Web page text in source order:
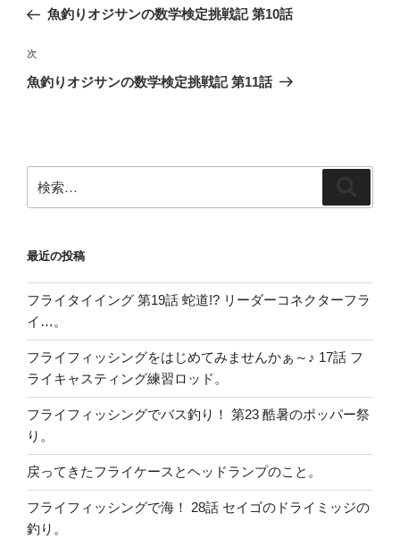
ナ
ビ
ゲ
ン
の
稿
魚釣りオジサンの数学検定挑戦記 第10話
次
の
次
魚釣りオジサンの数学検定挑戦記 第11話
索:
索
最近の投稿
フライタイイング 第19話 蛇道!? リーダーコネクターフラ
イ…。
フライフィッシングをはじめてみませんかぁ～♪ 17話 フ
ライキャスティング練習ロッド。
フライフィッシングでバス釣り！ 第23 酷暑のポッパー祭
り。
戻ってきたフライケースとヘッドランプのこと。
フライフィッシングで海！ 28話 セイゴのドライミッジの
釣り。